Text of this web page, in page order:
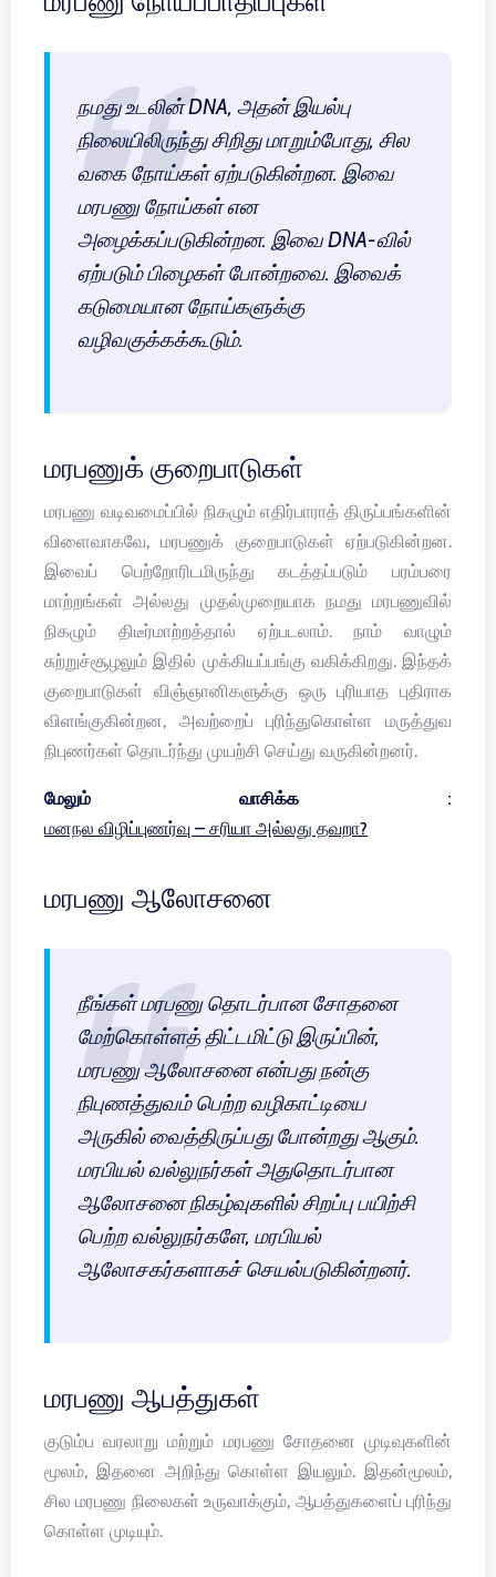
நமது உடலின் DNA, அதன் இயல்பு
நிலையிலிருந்து சிறிது மாறும்போது, சில
வகை நோய்கள் ஏற்படுகின்றன. இவை
மரபணு நோய்கள் என
அழைக்கப்படுகின்றன. இவை DNA-வில்
ஏற்படும் பிழைகள் போன்றவை. இவைக்
கடுமையான நோய்களுக்கு
வழிவகுக்கக்கூடும்.
மரபணுக் குறைபாடுகள்
மரபணு வடிவமைப்பில் நிகழும் எதிர்பாராத் திருப்பங்களின்
விளைவாகவே, மரபணுக் குறைபாடுகள் ஏற்படுகின்றன.
இவைப் பெற்றோரிடமிருந்து கடத்தப்படும் பரம்பரை
மாற்றங்கள் அல்லது முதல்முறையாக நமது மரபணுவில்
நிகழும் திடீர்மாற்றத்தால் ஏற்படலாம். நாம் வாழும்
சுற்றுச்சூழலும் இதில் முக்கியப்பங்கு வகிக்கிறது. இந்தக்
குறைபாடுகள் விஞ்ஞானிகளுக்கு ஒரு புரியாத புதிராக
விளங்குகின்றன, அவற்றைப் புரிந்துகொள்ள மருத்துவ
நிபுணர்கள் தொடர்ந்து முயற்சி செய்து வருகின்றனர்.
மேலும் வாசிக்க :
மனநல விழிப்புணர்வு – சரியா அல்லது தவறா?
மரபணு ஆலோசனை
நீங்கள் மரபணு தொடர்பான சோதனை
மேற்கொள்ளத் திட்டமிட்டு இருப்பின்,
மரபணு ஆலோசனை என்பது நன்கு
நிபுணத்துவம் பெற்ற வழிகாட்டியை
அருகில் வைத்திருப்பது போன்றது ஆகும்.
மரபியல் வல்லுநர்கள் அதுதொடர்பான
ஆலோசனை நிகழ்வுகளில் சிறப்பு பயிற்சி
பெற்ற வல்லுநர்களே, மரபியல்
ஆலோசகர்களாகச் செயல்படுகின்றனர்.
மரபணு ஆபத்துகள்
குடும்ப வரலாறு மற்றும் மரபணு சோதனை முடிவுகளின்
மூலம், இதனை அறிந்து கொள்ள இயலும். இதன்மூலம்,
சில மரபணு நிலைகள் உருவாக்கும், ஆபத்துகளைப் புரிந்து
கொள்ள முடியும்.